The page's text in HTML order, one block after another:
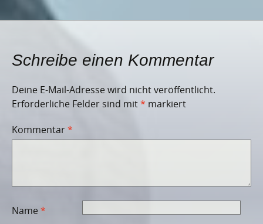
Schreibe einen Kommentar
Deine E-Mail-Adresse wird nicht veröffentlicht.
Erforderliche Felder sind mit* markiert
Kommentar*
Name*